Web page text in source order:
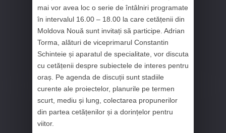
mai vor avea loc o serie de întâlniri programate
în intervalul 16.00 – 18.00 la care cetățenii din
Moldova Nouă sunt invitați să participe. Adrian
Torma, alături de viceprimarul Constantin
Schinteie și aparatul de specialitate, vor discuta
cu cetățenii despre subiectele de interes pentru
oraș. Pe agenda de discuții sunt stadiile
curente ale proiectelor, planurile pe termen
scurt, mediu și lung, colectarea propunerilor
din partea cetățenilor și a dorințelor pentru
viitor.